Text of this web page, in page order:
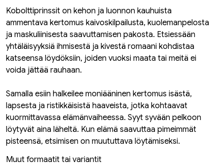
Kobolttiprinssit on kehon ja luonnon kauhuista
ammentava kertomus kaivoskilpailusta, kuolemanpelosta
ja maskuliinisesta saavuttamisen pakosta. Etsiessään
yhtäläisyyksiä ihmisestä ja kivestä romaani kohdistaa
katseensa löydöksiin, joiden vuoksi maata tai meitä ei
voida jättää rauhaan.
Samalla esiin halkeilee moniääninen kertomus isästä,
lapsesta ja ristikkäisistä haaveista, jotka kohtaavat
kuormittavassa elämänvaiheessa. Syyt syvään pelkoon
löytyvät aina läheltä. Kun elämä saavuttaa pimeimmät
pisteensä, etsimisen on muututtava löytämiseksi.
Muut formaatit tai variantit